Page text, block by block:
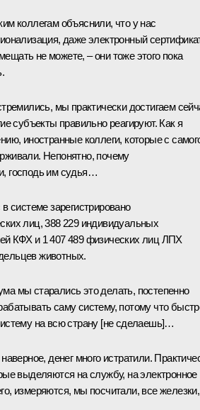
коллегам объяснили, что у нас
даже электронный
не можете, – они тоже этого пока
мы практически достигаем
субъекты правильно реагируют. Как я
иностранные коллеги, которые с
Непонятно, почему
господь им судья…
системе зарегистрировано
лиц, 388 229 индивидуальных
КФХ и 1 407 489 физических лиц ЛПХ
животных.
мы старались это делать, постепенно
саму систему, потому что
на всю страну [не сделаешь]…
наверное, денег много истратили.
выделяются на службу, на электронное
измеряются, мы посчитали, все